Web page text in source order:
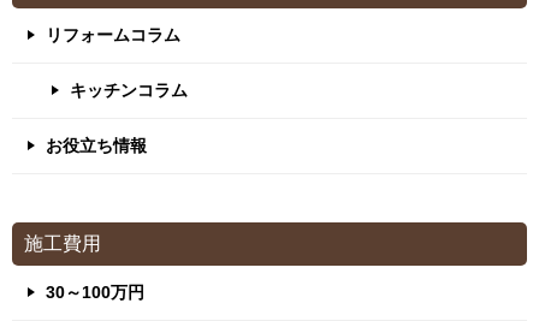
リフォームコラム
キッチンコラム
お役立ち情報
施工費用
30～100万円